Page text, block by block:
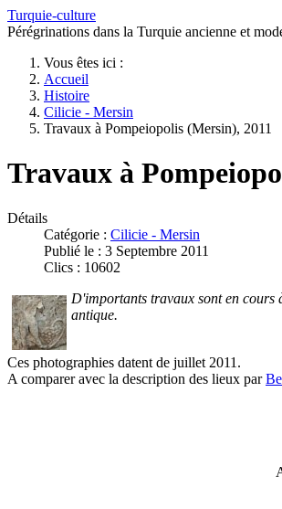
Turquie-culture
Pérégrinations dans la Turquie ancienne et
Vous êtes ici :
Accueil
Histoire
Cilicie - Mersin
Travaux à Pompeiopolis (Mersin), 2011
Travaux à
Détails
Catégorie : Cilicie - Mersin
Publié le : 3 Septembre 2011
Clics : 10602
D'importants travaux sont en cours
antique.
Ces photographies datent de juillet 2011.
A comparer avec la description des lieux par